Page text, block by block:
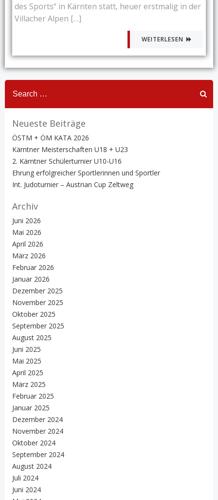
des Sports“ in Kärnten statt, heuer erstmalig in der
Villacher Alpen […]
WEITERLESEN
Search
for:
Neueste Beiträge
ÖSTM + ÖM KATA 2026
Kärntner Meisterschaften U18 + U23
2. Kärntner Schülerturnier U10-U16
Ehrung erfolgreicher Sportlerinnen und Sportler
Int. Judoturnier – Austrian Cup Zeltweg
Archiv
Juni 2026
Mai 2026
April 2026
März 2026
Februar 2026
Januar 2026
Dezember 2025
November 2025
Oktober 2025
September 2025
August 2025
Juni 2025
Mai 2025
April 2025
März 2025
Februar 2025
Januar 2025
Dezember 2024
November 2024
Oktober 2024
September 2024
August 2024
Juli 2024
Juni 2024